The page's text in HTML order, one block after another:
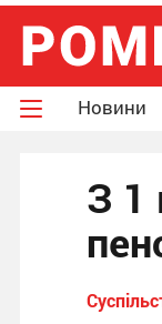
Новини
З 1